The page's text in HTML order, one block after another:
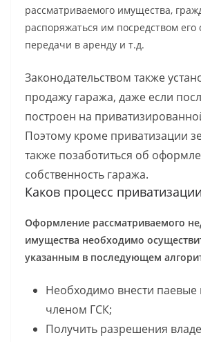
рассматриваемого имущества,
распоряжаться им посредством его
передачи в аренду и т.д.
Законодательством также
продажу гаража, даже если
построен на
Поэтому кроме приватизации
также позаботиться об
собственность гаража.
Каков процесс приватизации
Оформление рассматриваемого
имущества необходимо
указанным в последующем
Необходимо внести паевые
членом ГСК;
Получить разрешения